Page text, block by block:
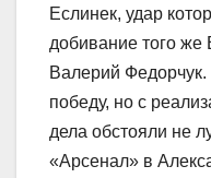
Еслинек, удар
добивание того же
Валерий
победу, но с
дела обстояли не
«Арсенал» в